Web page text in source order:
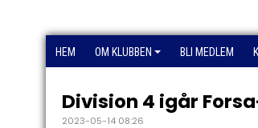
HEM OM KLUBBEN BLI MEDLEM
Division 4 igår
2023-05-14 08:26